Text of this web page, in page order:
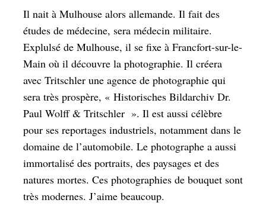
Il nait à Mulhouse alors allemande. Il fait des
études de médecine, sera médecin militaire.
Explulsé de Mulhouse, il se fixe à Francfort-sur-le-
Main où il découvre la photographie. Il créera
avec Tritschler une agence de photographie qui
sera très prospère, « Historisches Bildarchiv Dr.
Paul Wolff & Tritschler ». Il est aussi célèbre
pour ses reportages industriels, notamment dans le
domaine de l’automobile. Le photographe a aussi
immortalisé des portraits, des paysages et des
natures mortes. Ces photographies de bouquet sont
très modernes. J’aime beaucoup.